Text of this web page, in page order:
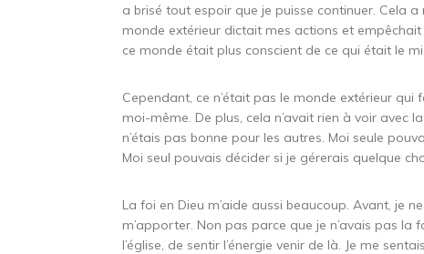
a brisé tout espoir que je puisse continuer. Cela a
monde extérieur dictait mes actions et
ce monde était plus conscient de ce qui était le
Cependant, ce n’était pas le monde extérieur qui
moi-même. De plus, cela n’avait rien à voir avec
n’étais pas bonne pour les autres. Moi seule
Moi seul pouvais décider si je gérerais quelque
La foi en Dieu m’aide aussi beaucoup. Avant, je
m’apporter. Non pas parce que je n’avais pas la
l’église, de sentir l’énergie venir de là. Je me